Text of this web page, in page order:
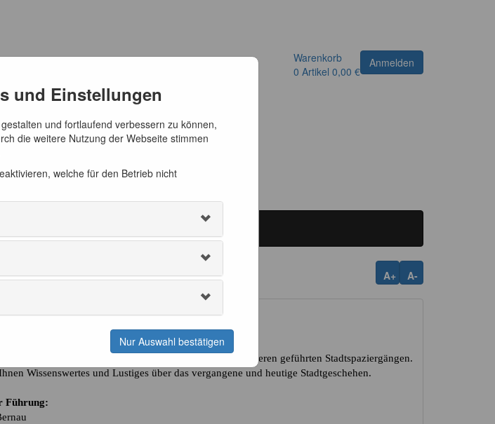
und Einstellungen
und fortlaufend verbessern zu können,
die weitere Nutzung der Webseite stimmen
welche für den Betrieb nicht
Nur Auswahl bestätigen
Warenkorb
0 Artikel 0,00 €
Anmelden
A-
A+
die Sehenswürdigkeiten der Bernauer Innenstadt bei unseren geführten Stadtspaziergängen.
Wissenswertes und Lustiges über das vergangene und heutige Stadtgeschehen.
Führung: